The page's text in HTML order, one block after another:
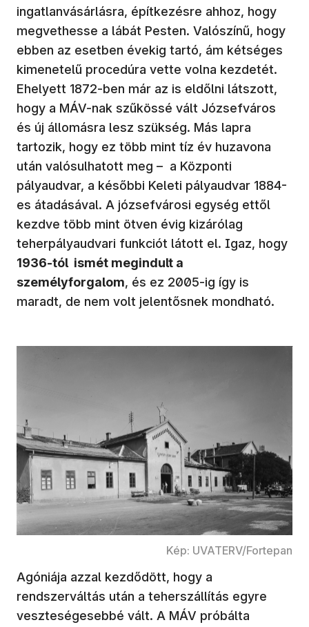
ingatlanvásárlásra, építkezésre ahhoz, hogy
megvethesse a lábát Pesten. Valószínű, hogy
ebben az esetben évekig tartó, ám kétséges
kimenetelű procedúra vette volna kezdetét.
Ehelyett 1872-ben már az is eldőlni látszott,
hogy a MÁV-nak szűkössé vált Józsefváros
és új állomásra lesz szükség. Más lapra
tartozik, hogy ez több mint tíz év huzavona
után valósulhatott meg – a Központi
pályaudvar, a későbbi Keleti pályaudvar 1884-
es átadásával. A józsefvárosi egység ettől
kezdve több mint ötven évig kizárólag
teherpályaudvari funkciót látott el. Igaz, hogy
1936-tól ismét megindult a
személyforgalom, és ez 2005-ig így is
maradt, de nem volt jelentősnek mondható.
Kép: UVATERV/Fortepan
Agóniája azzal kezdődött, hogy a
rendszerváltás után a teherszállítás egyre
veszteségesebbé vált. A MÁV próbálta